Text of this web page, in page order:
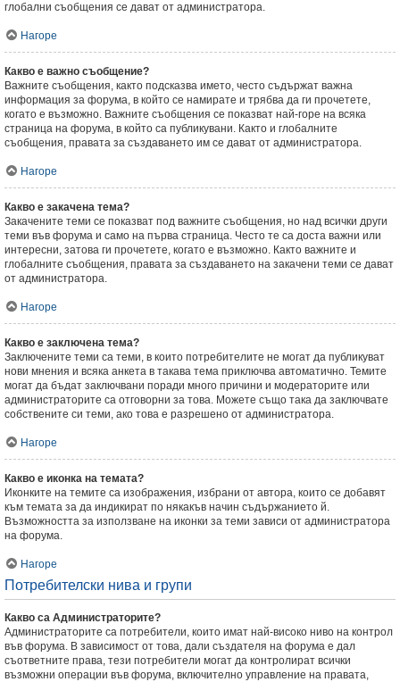
глобални съобщения се дават от администратора.
Нагоре
Какво е важно съобщение?
Важните съобщения, както подсказва името, често съдържат важна
информация за форума, в който се намирате и трябва да ги прочетете,
когато е възможно. Важните съобщения се показват най-горе на всяка
страница на форума, в който са публикувани. Както и глобалните
съобщения, правата за създаването им се дават от администратора.
Нагоре
Какво е закачена тема?
Закачените теми се показват под важните съобщения, но над всички други
теми във форума и само на първа страница. Често те са доста важни или
интересни, затова ги прочетете, когато е възможно. Както важните и
глобалните съобщения, правата за създаването на закачени теми се дават
от администратора.
Нагоре
Какво е заключена тема?
Заключените теми са теми, в които потребителите не могат да публикуват
нови мнения и всяка анкета в такава тема приключва автоматично. Темите
могат да бъдат заключвани поради много причини и модераторите или
администраторите са отговорни за това. Можете също така да заключвате
собствените си теми, ако това е разрешено от администратора.
Нагоре
Какво е иконка на темата?
Иконките на темите са изображения, избрани от автора, които се добавят
към темата за да индикират по някакъв начин съдържанието й.
Възможността за използване на иконки за теми зависи от администратора
на форума.
Нагоре
Потребителски нива и групи
Какво са Администраторите?
Администраторите са потребители, които имат най-високо ниво на контрол
във форума. В зависимост от това, дали създателя на форума е дал
съответните права, тези потребители могат да контролират всички
възможни операции във форума, включително управление на правата,